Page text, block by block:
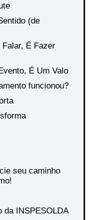
(de
É Fazer
É Um Valor
funcionou?
seu caminho
da INSPESOLDA